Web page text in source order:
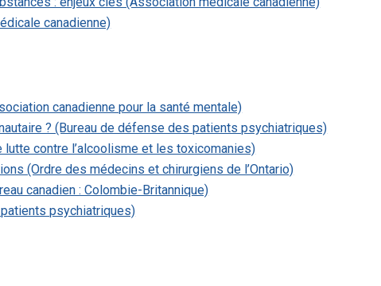
canadienne)
canadienne pour la santé mentale)
? (Bureau de défense des patients psychiatriques)
contre l’alcoolisme et les toxicomanies)
(Ordre des médecins et chirurgiens de l’Ontario)
canadien : Colombie-Britannique)
psychiatriques)